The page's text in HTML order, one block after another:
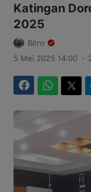
Katingan
2025
Bitro
5 Mei 2025 14:00 .